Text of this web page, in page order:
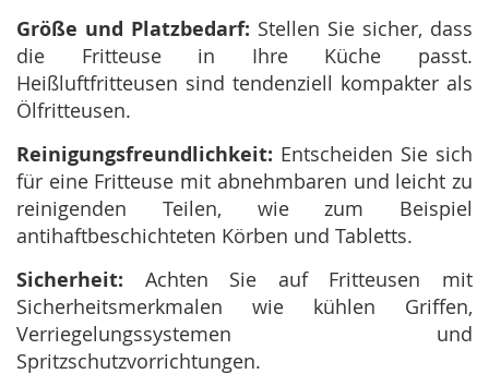
Größe und Platzbedarf: Stellen Sie sicher, dass
die Fritteuse in Ihre Küche passt.
Heißluftfritteusen sind tendenziell kompakter als
Ölfritteusen.
Reinigungsfreundlichkeit: Entscheiden Sie sich
für eine Fritteuse mit abnehmbaren und leicht zu
reinigenden Teilen, wie zum Beispiel
antihaftbeschichteten Körben und Tabletts.
Sicherheit: Achten Sie auf Fritteusen mit
Sicherheitsmerkmalen wie kühlen Griffen,
Verriegelungssystemen und
Spritzschutzvorrichtungen.